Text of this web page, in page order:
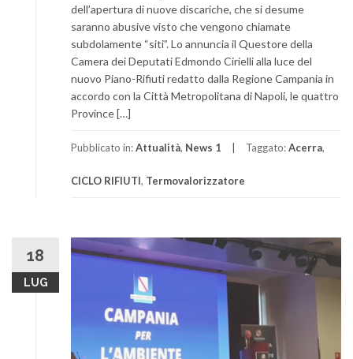
dell’apertura di nuove discariche, che si desume
saranno abusive visto che vengono chiamate
subdolamente “siti”. Lo annuncia il Questore della
Camera dei Deputati Edmondo Cirielli alla luce del
nuovo Piano-Rifiuti redatto dalla Regione Campania in
accordo con la Città Metropolitana di Napoli, le quattro
Province […]
Pubblicato in:Attualità, News 1 Taggato:Acerra,
CICLO RIFIUTI, Termovalorizzatore
18
LUG